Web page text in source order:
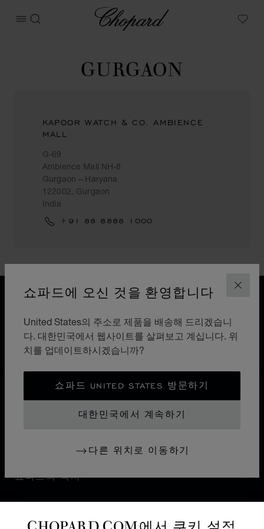
닫기
쇼파드에 오신 것을 환영합니다
United States의 주소로 제품을 배송해 드리겠습니
다. 대한민국에서 웹사이트를 살펴보고 계십니다. 위
치를 업데이트하시겠습니까?
쇼파드 UNITED STATES 방문하기
대한민국에서 계속하기
다른 위치로 이동하기
메뉴 열기
검색
Chopard
My
GURGAON
KAPOOR WATCH & CO. AMBIENCE
MALL
G-69
Ambience Mall NH-8
Gurgaon – Haryana
122002, Gurgaon
India
+91 88 8888 1000
매장 찾기 모든 매장 아시아 오세아니아
쇼파드의 역사